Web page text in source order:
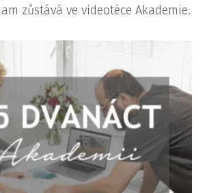
zůstává ve videotéce Akademie.